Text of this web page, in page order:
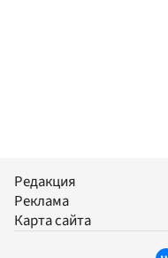
Редакция
Реклама
Карта сайта